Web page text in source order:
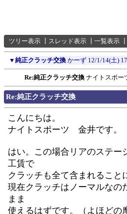
ツリー表示 スレッド表示 一覧表示
▼ 純正クラッチ交換 かーず 12/1/14(土)
Re:純正クラッチ交換 ナイトスポー
Re:純正クラッチ交換
こんにちは。
ナイトスポーツ 金井です。
はい。この場合リアのステー
工賃で
クラッチも全て含まれること
現在クラッチはノーマルなの
まま
使えるはずです。（よほどの